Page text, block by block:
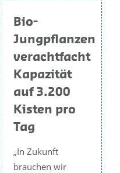
Bio-
Jungpflanzen
verachtfacht
Kapazität
auf 3.200
Kisten pro
Tag
„In Zukunft
brauchen wir